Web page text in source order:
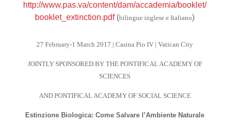
http://www.pas.va/content/dam/accademia/booklet/
booklet_extinction.pdf(bilingue inglese e Italiano)
27 February-1 March 2017 | Casina Pio IV | Vatican City
JOINTLY SPONSORED BY THE PONTIFICAL ACADEMY OF
SCIENCES
AND PONTIFICAL ACADEMY OF SOCIAL SCIENCE
Estinzione Biologica: Come Salvare l’Ambiente Naturale